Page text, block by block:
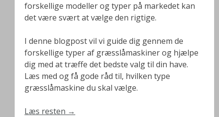
forskellige modeller og typer på markedet kan
det være svært at vælge den rigtige.
I denne blogpost vil vi guide dig gennem de
forskellige typer af græsslåmaskiner og hjælpe
dig med at træffe det bedste valg til din have.
Læs med og få gode råd til, hvilken type
græsslåmaskine du skal vælge.
Læs resten →